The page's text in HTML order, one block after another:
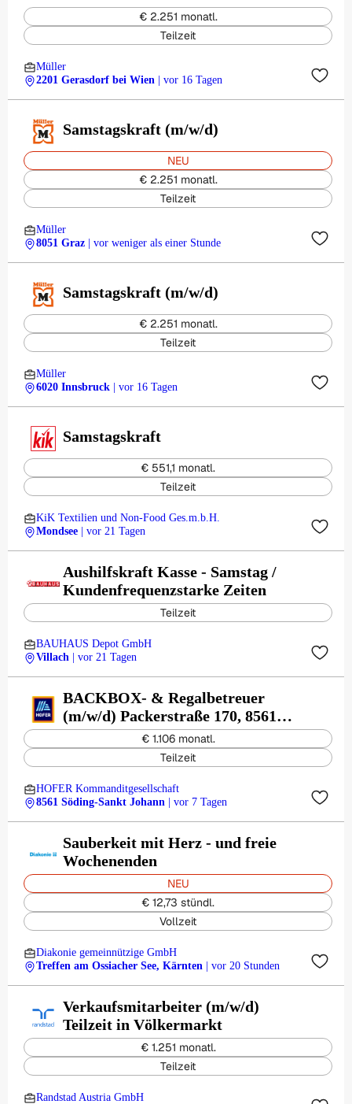
€ 2.251 monatl.
Teilzeit
Müller
2201 Gerasdorf bei Wien
| vor 16 Tagen
Samstagskraft (m/w/d)
NEU
€ 2.251 monatl.
Teilzeit
Müller
8051 Graz
| vor weniger als einer Stunde
Samstagskraft (m/w/d)
€ 2.251 monatl.
Teilzeit
Müller
6020 Innsbruck
| vor 16 Tagen
Samstagskraft
€ 551,1 monatl.
Teilzeit
KiK Textilien und Non-Food Ges.m.b.H.
Mondsee
| vor 21 Tagen
Aushilfskraft Kasse - Samstag /
Kundenfrequenzstarke Zeiten
Teilzeit
BAUHAUS Depot GmbH
Villach
| vor 21 Tagen
BACKBOX- & Regalbetreuer
(m/w/d) Packerstraße 170, 8561
Söding-Sankt Johann
€ 1.106 monatl.
Teilzeit
HOFER Kommanditgesellschaft
8561 Söding-Sankt Johann
| vor 7 Tagen
Sauberkeit mit Herz - und freie
Wochenenden
NEU
€ 12,73 stündl.
Vollzeit
Diakonie gemeinnützige GmbH
Treffen am Ossiacher See, Kärnten
| vor 20 Stunden
Verkaufsmitarbeiter (m/w/d)
Teilzeit in Völkermarkt
€ 1.251 monatl.
Teilzeit
Randstad Austria GmbH